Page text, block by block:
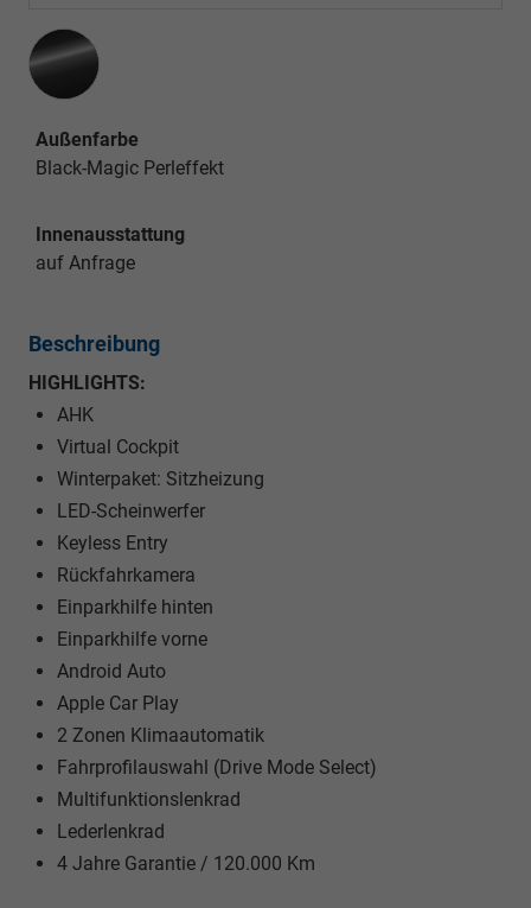
Außenfarbe
Black-Magic Perleffekt
Innenausstattung
auf Anfrage
Beschreibung
HIGHLIGHTS:
AHK
Virtual Cockpit
Winterpaket: Sitzheizung
LED-Scheinwerfer
Keyless Entry
Rückfahrkamera
Einparkhilfe hinten
Einparkhilfe vorne
Android Auto
Apple Car Play
2 Zonen Klimaautomatik
Fahrprofilauswahl (Drive Mode Select)
Multifunktionslenkrad
Lederlenkrad
4 Jahre Garantie / 120.000 Km